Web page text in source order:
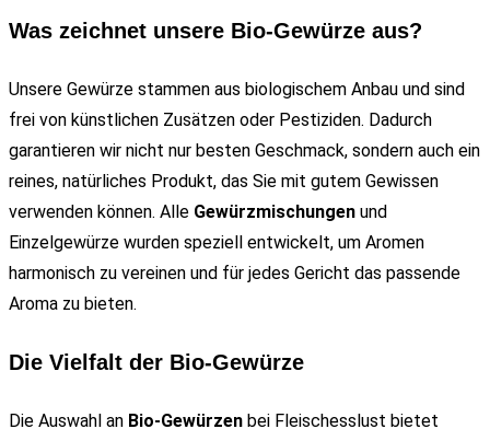
Was zeichnet unsere Bio-Gewürze aus?
Unsere Gewürze stammen aus biologischem Anbau und sind
frei von künstlichen Zusätzen oder Pestiziden. Dadurch
garantieren wir nicht nur besten Geschmack, sondern auch ein
reines, natürliches Produkt, das Sie mit gutem Gewissen
verwenden können. Alle Gewürzmischungen und
Einzelgewürze wurden speziell entwickelt, um Aromen
harmonisch zu vereinen und für jedes Gericht das passende
Aroma zu bieten.
Die Vielfalt der Bio-Gewürze
Die Auswahl an Bio-Gewürzen bei Fleischesslust bietet